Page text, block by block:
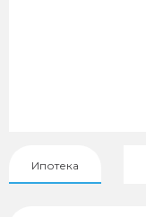
Ипотека